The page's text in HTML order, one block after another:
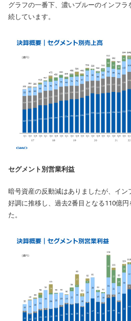
グラフの一番下、濃いブルーのインフ
続しています。
セグメント別営業利益
暗号資産の反動減はありましたが、イ
好調に推移し、過去2番目となる110億
た。